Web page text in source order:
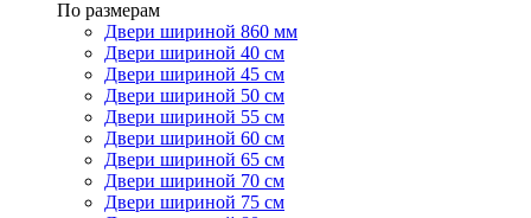
По размерам
Двери шириной 860 мм
Двери шириной 40 см
Двери шириной 45 см
Двери шириной 50 см
Двери шириной 55 см
Двери шириной 60 см
Двери шириной 65 см
Двери шириной 70 см
Двери шириной 75 см